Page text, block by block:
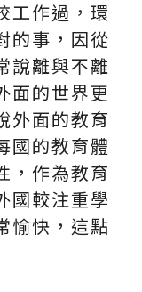
工作過，環
的事，因從
說離與不離
面的世界更
外面的教育
國的教育體
，作為教育
國較注重學
愉快，這點